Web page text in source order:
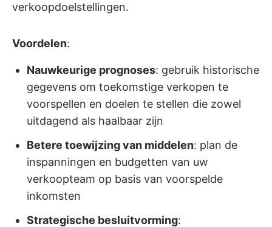
verkoopdoelstellingen.
Voordelen:
Nauwkeurige prognoses: gebruik historische
gegevens om toekomstige verkopen te
voorspellen en doelen te stellen die zowel
uitdagend als haalbaar zijn
Betere toewijzing van middelen: plan de
inspanningen en budgetten van uw
verkoopteam op basis van voorspelde
inkomsten
Strategische besluitvorming: